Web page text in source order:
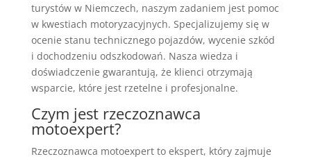
turystów w Niemczech, naszym zadaniem jest pomoc
w kwestiach motoryzacyjnych. Specjalizujemy się w
ocenie stanu technicznego pojazdów, wycenie szkód
i dochodzeniu odszkodowań. Nasza wiedza i
doświadczenie gwarantują, że klienci otrzymają
wsparcie, które jest rzetelne i profesjonalne.
Czym jest rzeczoznawca
motoexpert?
Rzeczoznawca motoexpert to ekspert, który zajmuje